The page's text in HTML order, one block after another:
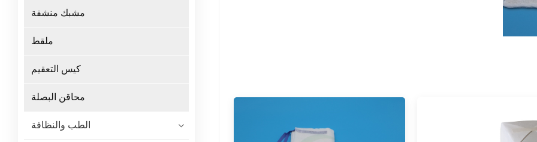
مشبك منشفة
ملقط
كيس التعقيم
محاقن البصلة
الطب والنظافة